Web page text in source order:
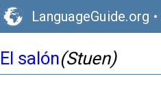
LanguageGuide.org •
El salón(Stuen)